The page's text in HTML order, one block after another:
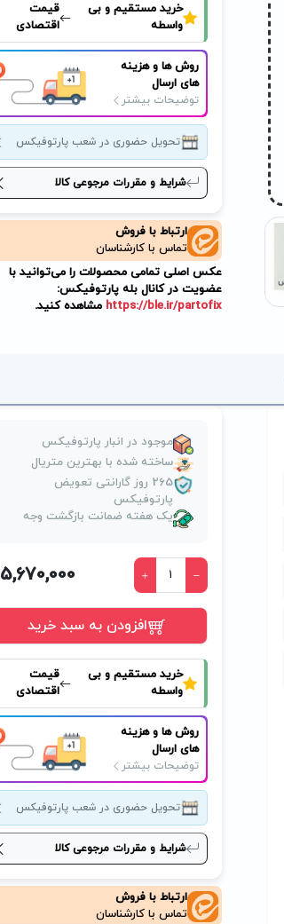
خرید مستقیم و بی
واسطه
قیمت
اقتصادی
روش ها و هزینه
های ارسال
توضیحات بیشتر
تحویل حضوری در شعب پارتوفیکس
شرایط و مقررات مرجوعی کالا
ارتباط با فروش
تماس با کارشناسان
عکس اصلی تمامی محصولات را می‌توانید با
عضویت در کانال بله پارتوفیکس:
https://ble.ir/partofix مشاهده کنید.
موجود در انبار پارتوفیکس
ساخته شده با بهترین متریال
265 روز گارانتی تعویض
پارتوفیکس
یک هفته ضمانت بازگشت وجه
5,670,000
افزودن به سبد خرید
خرید مستقیم و بی
واسطه
قیمت
اقتصادی
روش ها و هزینه
های ارسال
توضیحات بیشتر
تحویل حضوری در شعب پارتوفیکس
شرایط و مقررات مرجوعی کالا
ارتباط با فروش
تماس با کارشناسان